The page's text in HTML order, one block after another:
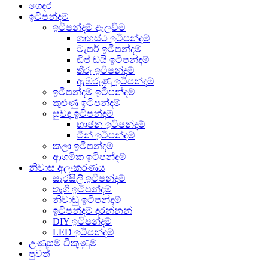
ගෙදර
ඉටිපන්දම්
ඉටිපන්දම් ඇලවීම
ගෘහස්ථ ඉටිපන්දම්
ටැපර් ඉටිපන්දම්
ඩිප් ඩයි ඉටිපන්දම්
තීරු ඉටිපන්දම්
ඇඹරුණු ඉටිපන්දම්
ඉටිපන්දම් ඉටිපන්දම්
කුළුණු ඉටිපන්දම්
සුවඳ ඉටිපන්දම්
භාජන ඉටිපන්දම්
ටින් ඉටිපන්දම්
කලා ඉටිපන්දම්
ආගමික ඉටිපන්දම්
නිවාස අලංකරණය
සැරසිලි ඉටිපන්දම්
තෑගි ඉටිපන්දම්
නිවාඩු ඉටිපන්දම්
ඉටිපන්දම් දරන්නන්
DIY ඉටිපන්දම්
LED ඉටිපන්දම්
උණුසුම් විකුණුම්
පුවත්